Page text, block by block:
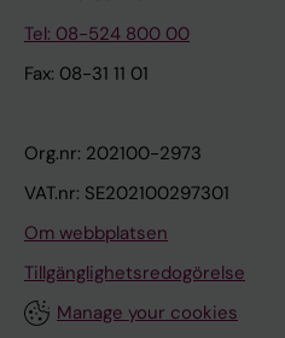
Tel: 08-524 800 00
Fax: 08-31 11 01
Org.nr: 202100-2973
VAT.nr: SE202100297301
Om webbplatsen
Tillgänglighetsredogörelse
Manage your cookies